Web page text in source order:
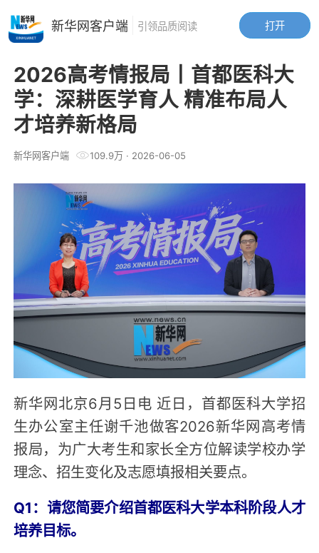
2026高考情报局丨首都医科大
学：深耕医学育人 精准布局人
才培养新格局
新华网客户端 109.9万· 2026-06-05
新华网北京6月5日电 近日，首都医科大学招
生办公室主任谢千池做客2026新华网高考情
报局，为广大考生和家长全方位解读学校办学
理念、招生变化及志愿填报相关要点。
Q1：请您简要介绍首都医科大学本科阶段人才
培养目标。
打开
新华网客户端 引领品质阅读